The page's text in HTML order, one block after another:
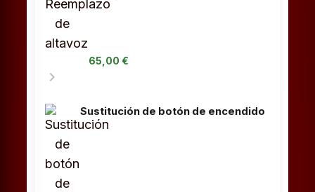
65,00 €
chevron_right
Sustitución de botón de encendido